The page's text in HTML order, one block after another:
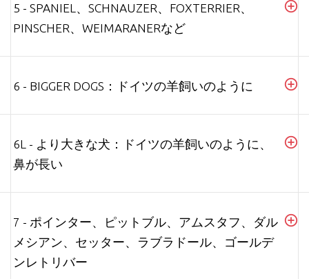
5 - SPANIEL、SCHNAUZER、FOXTERRIER、
PINSCHER、WEIMARANERなど
6 - BIGGER DOGS：ドイツの羊飼いのように
6L - より大きな犬：ドイツの羊飼いのように、
鼻が長い
7 - ポインター、ピットブル、アムスタフ、ダル
メシアン、セッター、ラブラドール、ゴールデ
ンレトリバー